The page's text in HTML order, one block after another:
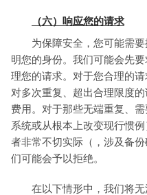
（六）响应您的请求
为保障安全，您可能需
明您的身份。我们可能会先
理您的请求。对于您合理的
对多次重复、超出合理限度
费用。对于那些无端重复、
系统或从根本上改变现行惯
者非常不切实际（，涉及备
们可能会予以拒绝。
在以下情形中，我们将无